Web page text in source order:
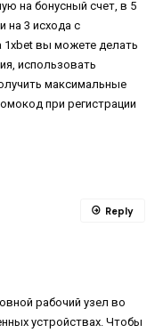
на бонусный счет, в 5
на 3 исхода с
вы можете делать
использовать
максимальные
при регистрации
рабочий узел во
устройствах. Чтобы
Reply